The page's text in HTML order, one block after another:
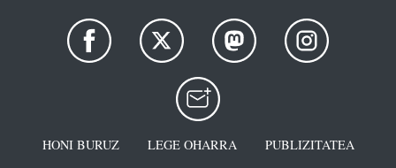
HONI BURUZ LEGE OHARRA
PUBLIZITATEA